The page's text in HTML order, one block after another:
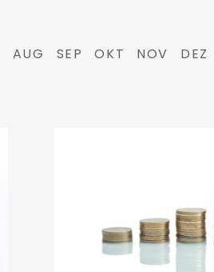
AUG SEP OKT NOV DEZ